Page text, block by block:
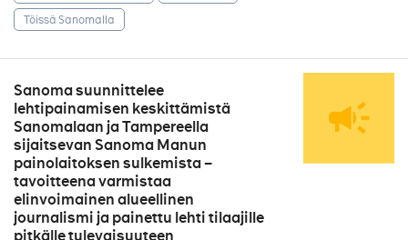
Töissä Sanomalla
Sanoma suunnittelee
lehtipainamisen keskittämistä
Sanomalaan ja Tampereella
sijaitsevan Sanoma Manun
painolaitoksen sulkemista –
tavoitteena varmistaa
elinvoimainen alueellinen
journalismi ja painettu lehti tilaajille
pitkälle tulevaisuuteen